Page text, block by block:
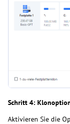
Schritt 4:
Aktivieren Sie die